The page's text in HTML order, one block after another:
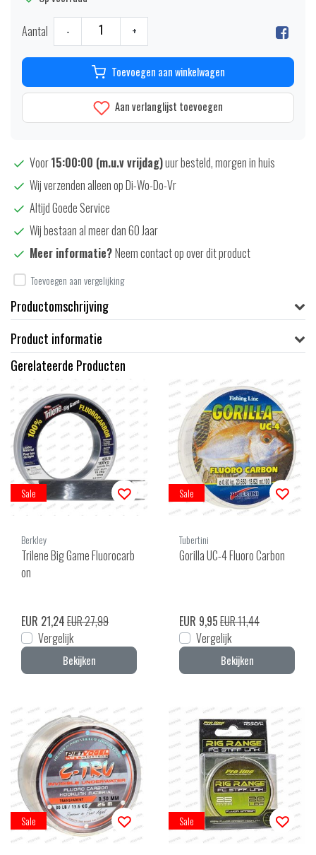
Aantal - +
Toevoegen aan winkelwagen
Aan verlanglijst toevoegen
Voor15:00:00 (m.u.v vrijdag)uur besteld, morgen in huis
Wij verzenden alleen op Di-Wo-Do-Vr
Altijd Goede Service
Wij bestaan al meer dan 60 Jaar
Meer informatie?Neem contact op over dit product
Toevoegen aan vergelijking
Productomschrijving
Product informatie
Gerelateerde Producten
Sale
Berkley
Trilene Big Game Fluorocarb
on
EUR 21,24EUR 27,99
Vergelijk
Bekijken
Sale
Tubertini
Gorilla UC-4 Fluoro Carbon
EUR 9,95EUR 11,44
Vergelijk
Bekijken
Sale Sale